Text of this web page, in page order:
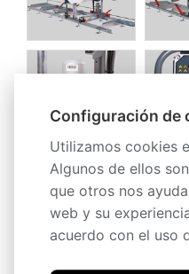
Configuración de
Utilizamos cookies
Algunos de ellos
que otros nos
web y su
acuerdo con el uso